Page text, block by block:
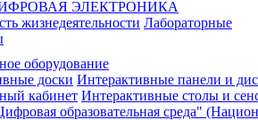
ЭЛЕКТРОНИКА
жизнедеятельности Лабораторные
оборудование
доски Интерактивные панели и
кабинет Интерактивные столы и
образовательная среда"